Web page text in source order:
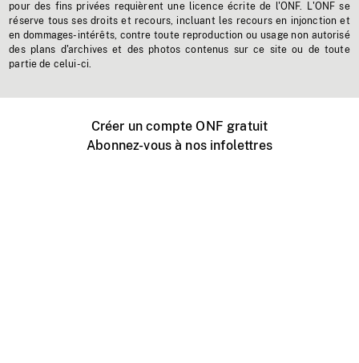
pour des fins privées requièrent une licence écrite de l'ONF. L'ONF se
réserve tous ses droits et recours, incluant les recours en injonction et
en dommages-intérêts, contre toute reproduction ou usage non autorisé
des plans d'archives et des photos contenus sur ce site ou de toute
partie de celui-ci.
Créer un compte ONF gratuit
Abonnez-vous à nos infolettres